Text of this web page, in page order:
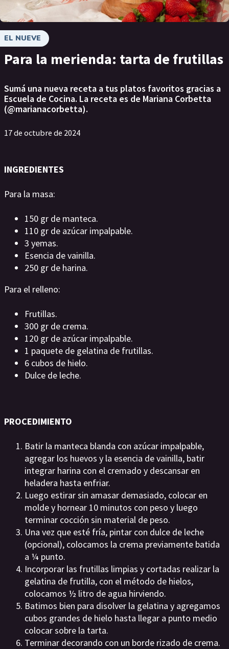
EL NUEVE
Para la merienda: tarta de frutillas
Sumá una nueva receta a tus platos favoritos gracias a
Escuela de Cocina. La receta es de Mariana Corbetta
(@marianacorbetta).
17 de octubre de 2024
INGREDIENTES
Para la masa:
150 gr de manteca.
110 gr de azúcar impalpable.
3 yemas.
Esencia de vainilla.
250 gr de harina.
Para el relleno:
Frutillas.
300 gr de crema.
120 gr de azúcar impalpable.
1 paquete de gelatina de frutillas.
6 cubos de hielo.
Dulce de leche.
PROCEDIMIENTO
Batir la manteca blanda con azúcar impalpable,
agregar los huevos y la esencia de vainilla, batir
integrar harina con el cremado y descansar en
heladera hasta enfriar.
Luego estirar sin amasar demasiado, colocar en
molde y hornear 10 minutos con peso y luego
terminar cocción sin material de peso.
Una vez que esté fría, pintar con dulce de leche
(opcional), colocamos la crema previamente batida
a ¼ punto.
Incorporar las frutillas limpias y cortadas realizar la
gelatina de frutilla, con el método de hielos,
colocamos ½ litro de agua hirviendo.
Batimos bien para disolver la gelatina y agregamos
cubos grandes de hielo hasta llegar a punto medio
colocar sobre la tarta.
Terminar decorando con un borde rizado de crema.